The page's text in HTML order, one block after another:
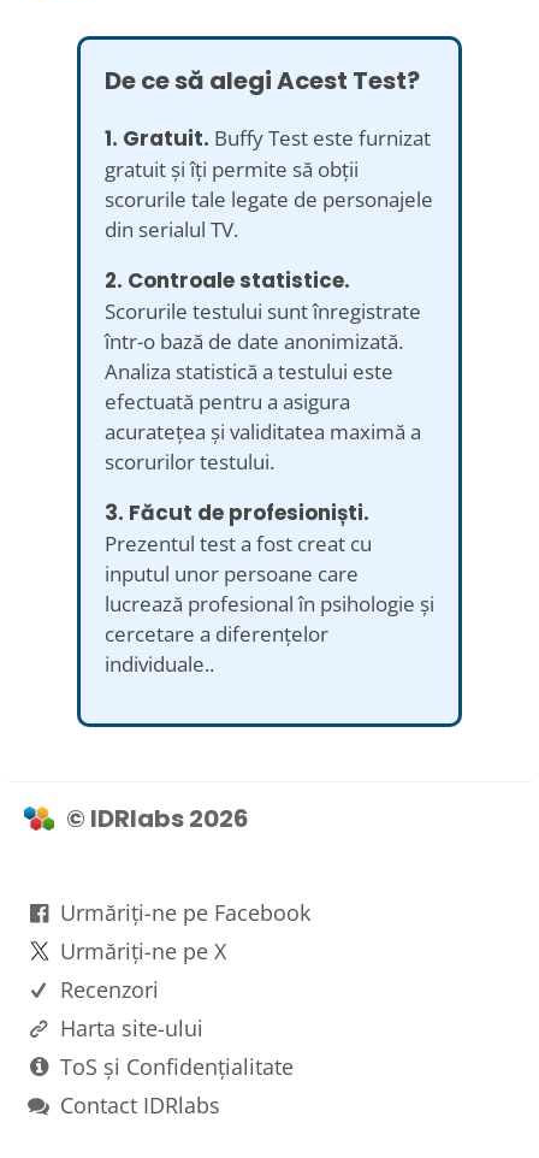
De ce să alegi Acest Test?
1. Gratuit. Buffy Test este furnizat
gratuit și îți permite să obții
scorurile tale legate de personajele
din serialul TV.
2. Controale statistice.
Scorurile testului sunt înregistrate
într-o bază de date anonimizată.
Analiza statistică a testului este
efectuată pentru a asigura
acuratețea și validitatea maximă a
scorurilor testului.
3. Făcut de profesioniști.
Prezentul test a fost creat cu
inputul unor persoane care
lucrează profesional în psihologie și
cercetare a diferențelor
individuale..
© IDRlabs 2026
Urmăriți-ne pe Facebook
Urmăriți-ne pe X
Recenzori
Harta site-ului
ToS și Confidențialitate
Contact IDRlabs